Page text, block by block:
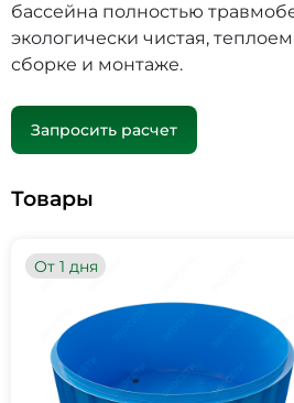
бассейна полностью
экологически чистая,
сборке и монтаже.
Запросить расчет
Товары
От 1 дня